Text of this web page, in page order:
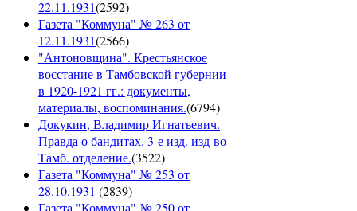
22.11.1931(2592)
Газета "Коммуна" № 263 от
12.11.1931(2566)
"Антоновщина". Крестьянское
восстание в Тамбовской губернии
в 1920-1921 гг.: документы,
материалы, воспоминания.(6794)
Докукин, Владимир Игнатьевич.
Правда о бандитах. 3-е изд. изд-во
Тамб. отделение.(3522)
Газета "Коммуна" № 253 от
28.10.1931 (2839)